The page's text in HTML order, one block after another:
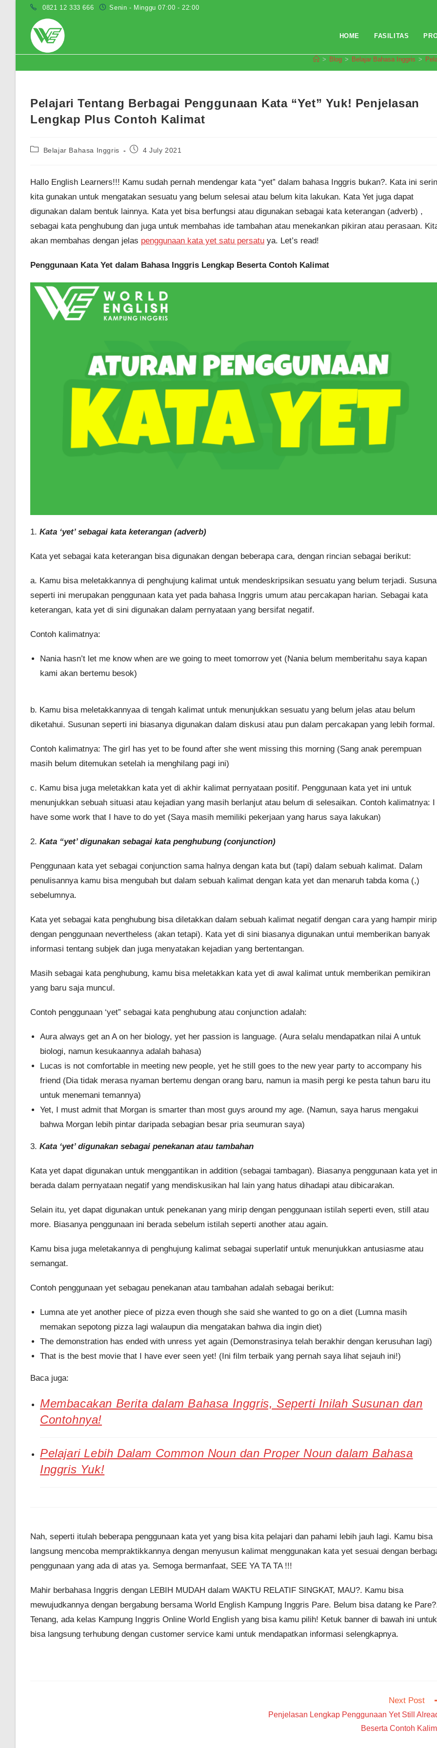
0821 12 333 666 Senin - Minggu 07:00 - 22:00
HOME FASILITAS
> Blog > Belajar Bahasa Inggris >
Pelajari Tentang Berbagai Penggunaan Kata “Yet” Yuk! Penjelasan
Lengkap Plus Contoh Kalimat
PostBelajar Bahasa Inggris
Post4 July 2021
Hallo English Learners!!! Kamu sudah pernah mendengar kata “yet” dalam bahasa Inggris bukan?. Kata ini
kita gunakan untuk mengatakan sesuatu yang belum selesai atau belum kita lakukan. Kata Yet juga dapat
digunakan dalam bentuk lainnya. Kata yet bisa berfungsi atau digunakan sebagai kata keterangan (adverb) ,
sebagai kata penghubung dan juga untuk membahas ide tambahan atau menekankan pikiran atau perasaan.
akan membahas dengan jelas penggunaan kata yet satu persatu ya. Let’s read!
Penggunaan Kata Yet dalam Bahasa Inggris Lengkap Beserta Contoh Kalimat
1. Kata ‘yet’ sebagai kata keterangan (adverb)
Kata yet sebagai kata keterangan bisa digunakan dengan beberapa cara, dengan rincian sebagai berikut:
a. Kamu bisa meletakkannya di penghujung kalimat untuk mendeskripsikan sesuatu yang belum terjadi.
seperti ini merupakan penggunaan kata yet pada bahasa Inggris umum atau percakapan harian. Sebagai kata
keterangan, kata yet di sini digunakan dalam pernyataan yang bersifat negatif.
Contoh kalimatnya:
Nania hasn’t let me know when are we going to meet tomorrow yet (Nania belum memberitahu saya kapan
kami akan bertemu besok)
b. Kamu bisa meletakkannyaa di tengah kalimat untuk menunjukkan sesuatu yang belum jelas atau belum
diketahui. Susunan seperti ini biasanya digunakan dalam diskusi atau pun dalam percakapan yang lebih formal.
Contoh kalimatnya: The girl has yet to be found after she went missing this morning (Sang anak perempuan
masih belum ditemukan setelah ia menghilang pagi ini)
c. Kamu bisa juga meletakkan kata yet di akhir kalimat pernyataan positif. Penggunaan kata yet ini untuk
menunjukkan sebuah situasi atau kejadian yang masih berlanjut atau belum di selesaikan. Contoh kalimatnya: I
have some work that I have to do yet (Saya masih memiliki pekerjaan yang harus saya lakukan)
2. Kata “yet’ digunakan sebagai kata penghubung (conjunction)
Penggunaan kata yet sebagai conjunction sama halnya dengan kata but (tapi) dalam sebuah kalimat. Dalam
penulisannya kamu bisa mengubah but dalam sebuah kalimat dengan kata yet dan menaruh tabda koma (,)
sebelumnya.
Kata yet sebagai kata penghubung bisa diletakkan dalam sebuah kalimat negatif dengan cara yang hampir mirip
dengan penggunaan nevertheless (akan tetapi). Kata yet di sini biasanya digunakan untui memberikan banyak
informasi tentang subjek dan juga menyatakan kejadian yang bertentangan.
Masih sebagai kata penghubung, kamu bisa meletakkan kata yet di awal kalimat untuk memberikan pemikiran
yang baru saja muncul.
Contoh penggunaan ‘yet” sebagai kata penghubung atau conjunction adalah:
Aura always get an A on her biology, yet her passion is language. (Aura selalu mendapatkan nilai A untuk
biologi, namun kesukaannya adalah bahasa)
Lucas is not comfortable in meeting new people, yet he still goes to the new year party to accompany his
friend (Dia tidak merasa nyaman bertemu dengan orang baru, namun ia masih pergi ke pesta tahun baru itu
untuk menemani temannya)
Yet, I must admit that Morgan is smarter than most guys around my age. (Namun, saya harus mengakui
bahwa Morgan lebih pintar daripada sebagian besar pria seumuran saya)
3. Kata ‘yet’ digunakan sebagai penekanan atau tambahan
Kata yet dapat digunakan untuk menggantikan in addition (sebagai tambagan). Biasanya penggunaan kata yet
berada dalam pernyataan negatif yang mendiskusikan hal lain yang hatus dihadapi atau dibicarakan.
Selain itu, yet dapat digunakan untuk penekanan yang mirip dengan penggunaan istilah seperti even, still atau
more. Biasanya penggunaan ini berada sebelum istilah seperti another atau again.
Kamu bisa juga meletakannya di penghujung kalimat sebagai superlatif untuk menunjukkan antusiasme atau
semangat.
Contoh penggunaan yet sebagau penekanan atau tambahan adalah sebagai berikut:
Lumna ate yet another piece of pizza even though she said she wanted to go on a diet (Lumna masih
memakan sepotong pizza lagi walaupun dia mengatakan bahwa dia ingin diet)
The demonstration has ended with unress yet again (Demonstrasinya telah berakhir dengan kerusuhan lagi)
That is the best movie that I have ever seen yet! (Ini film terbaik yang pernah saya lihat sejauh ini!)
Baca juga:
Membacakan Berita dalam Bahasa Inggris, Seperti Inilah Susunan dan
Contohnya!
Pelajari Lebih Dalam Common Noun dan Proper Noun dalam Bahasa
Inggris Yuk!
Nah, seperti itulah beberapa penggunaan kata yet yang bisa kita pelajari dan pahami lebih jauh lagi. Kamu bisa
langsung mencoba mempraktikkannya dengan menyusun kalimat menggunakan kata yet sesuai dengan
penggunaan yang ada di atas ya. Semoga bermanfaat, SEE YA TA TA !!!
Mahir berbahasa Inggris dengan LEBIH MUDAH dalam WAKTU RELATIF SINGKAT, MAU?. Kamu bisa
mewujudkannya dengan bergabung bersama World English Kampung Inggris Pare. Belum bisa datang ke
Tenang, ada kelas Kampung Inggris Online World English yang bisa kamu pilih! Ketuk banner di bawah ini untuk
bisa langsung terhubung dengan customer service kami untuk mendapatkan informasi selengkapnya.
Next Post
Penjelasan Lengkap Penggunaan Yet Still
Beserta Contoh